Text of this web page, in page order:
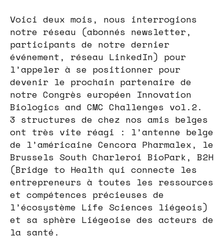
Voici deux mois, nous interrogions
notre réseau (abonnés newsletter,
participants de notre dernier
événement, réseau LinkedIn) pour
l’appeler à se positionner pour
devenir le prochain partenaire de
notre Congrès européen Innovation
Biologics and CMC Challenges vol.2.
3 structures de chez nos amis belges
ont très vite réagi : l’antenne belge
de l’américaine Cencora Pharmalex, le
Brussels South Charleroi BioPark, B2H
(Bridge to Health qui connecte les
entrepreneurs à toutes les ressources
et compétences précieuses de
l’écosystème Life Sciences liégeois)
et sa sphère Liégeoise des acteurs de
la santé.